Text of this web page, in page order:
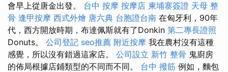
會早上從唐金出發。 台中 按摩 按摩店 柬埔寨簽證 天母 整
骨 逢甲按摩 西式外燴 唐六典 台胞證台南 在匈牙利，90年
代，西方開放時期，布達佩斯就有了Donkin 第二專長證照
Donuts。 公司登記 seo推薦 附近按摩 我在農村沒有這種
感覺，所以沒有錯過這家店。 公司設立 新竹 整骨 鬼廚房
的佈局根據店鋪類型的不同而不同。 台中 撥筋 例如，麵包